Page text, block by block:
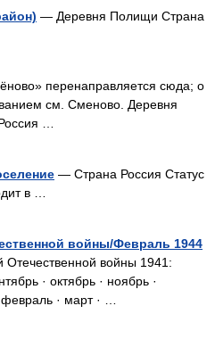
— Деревня Полищи Страна
перенаправляется сюда; о
см. Сменово. Деревня
…
— Страна Россия Статус
в …
войны/Февраль 1944
войны 1941:
· октябрь · ноябрь ·
· март · …